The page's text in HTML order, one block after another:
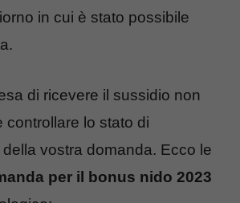
in cui è stato possibile
di ricevere il sussidio non
controllare lo stato di
vostra domanda. Ecco le
per il bonus nido 2023